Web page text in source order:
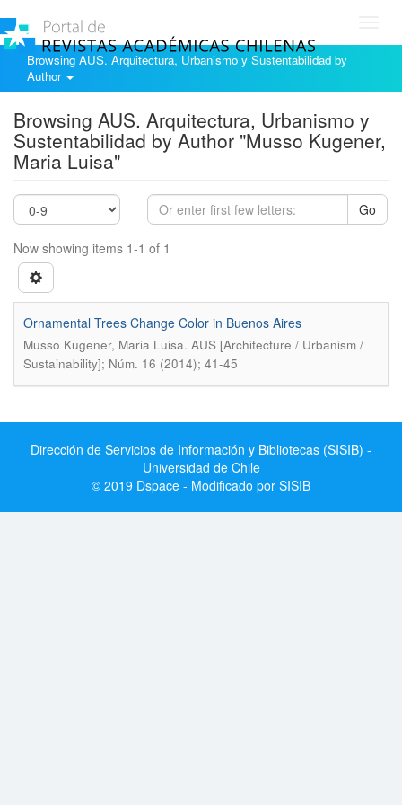
Browsing AUS. Arquitectura, Urbanismo y Sustentabilidad by
Author
Browsing AUS. Arquitectura, Urbanismo y
Sustentabilidad by Author "Musso Kugener,
Maria Luisa"
Go
Now showing items 1-1 of 1
Ornamental Trees Change Color in Buenos Aires
Musso Kugener, Maria Luisa. AUS [Architecture / Urbanism /
Sustainability]; Núm. 16 (2014); 41-45
Dirección de Servicios de Información y Bibliotecas (SISIB) -
Universidad de Chile
© 2019 Dspace - Modificado por SISIB